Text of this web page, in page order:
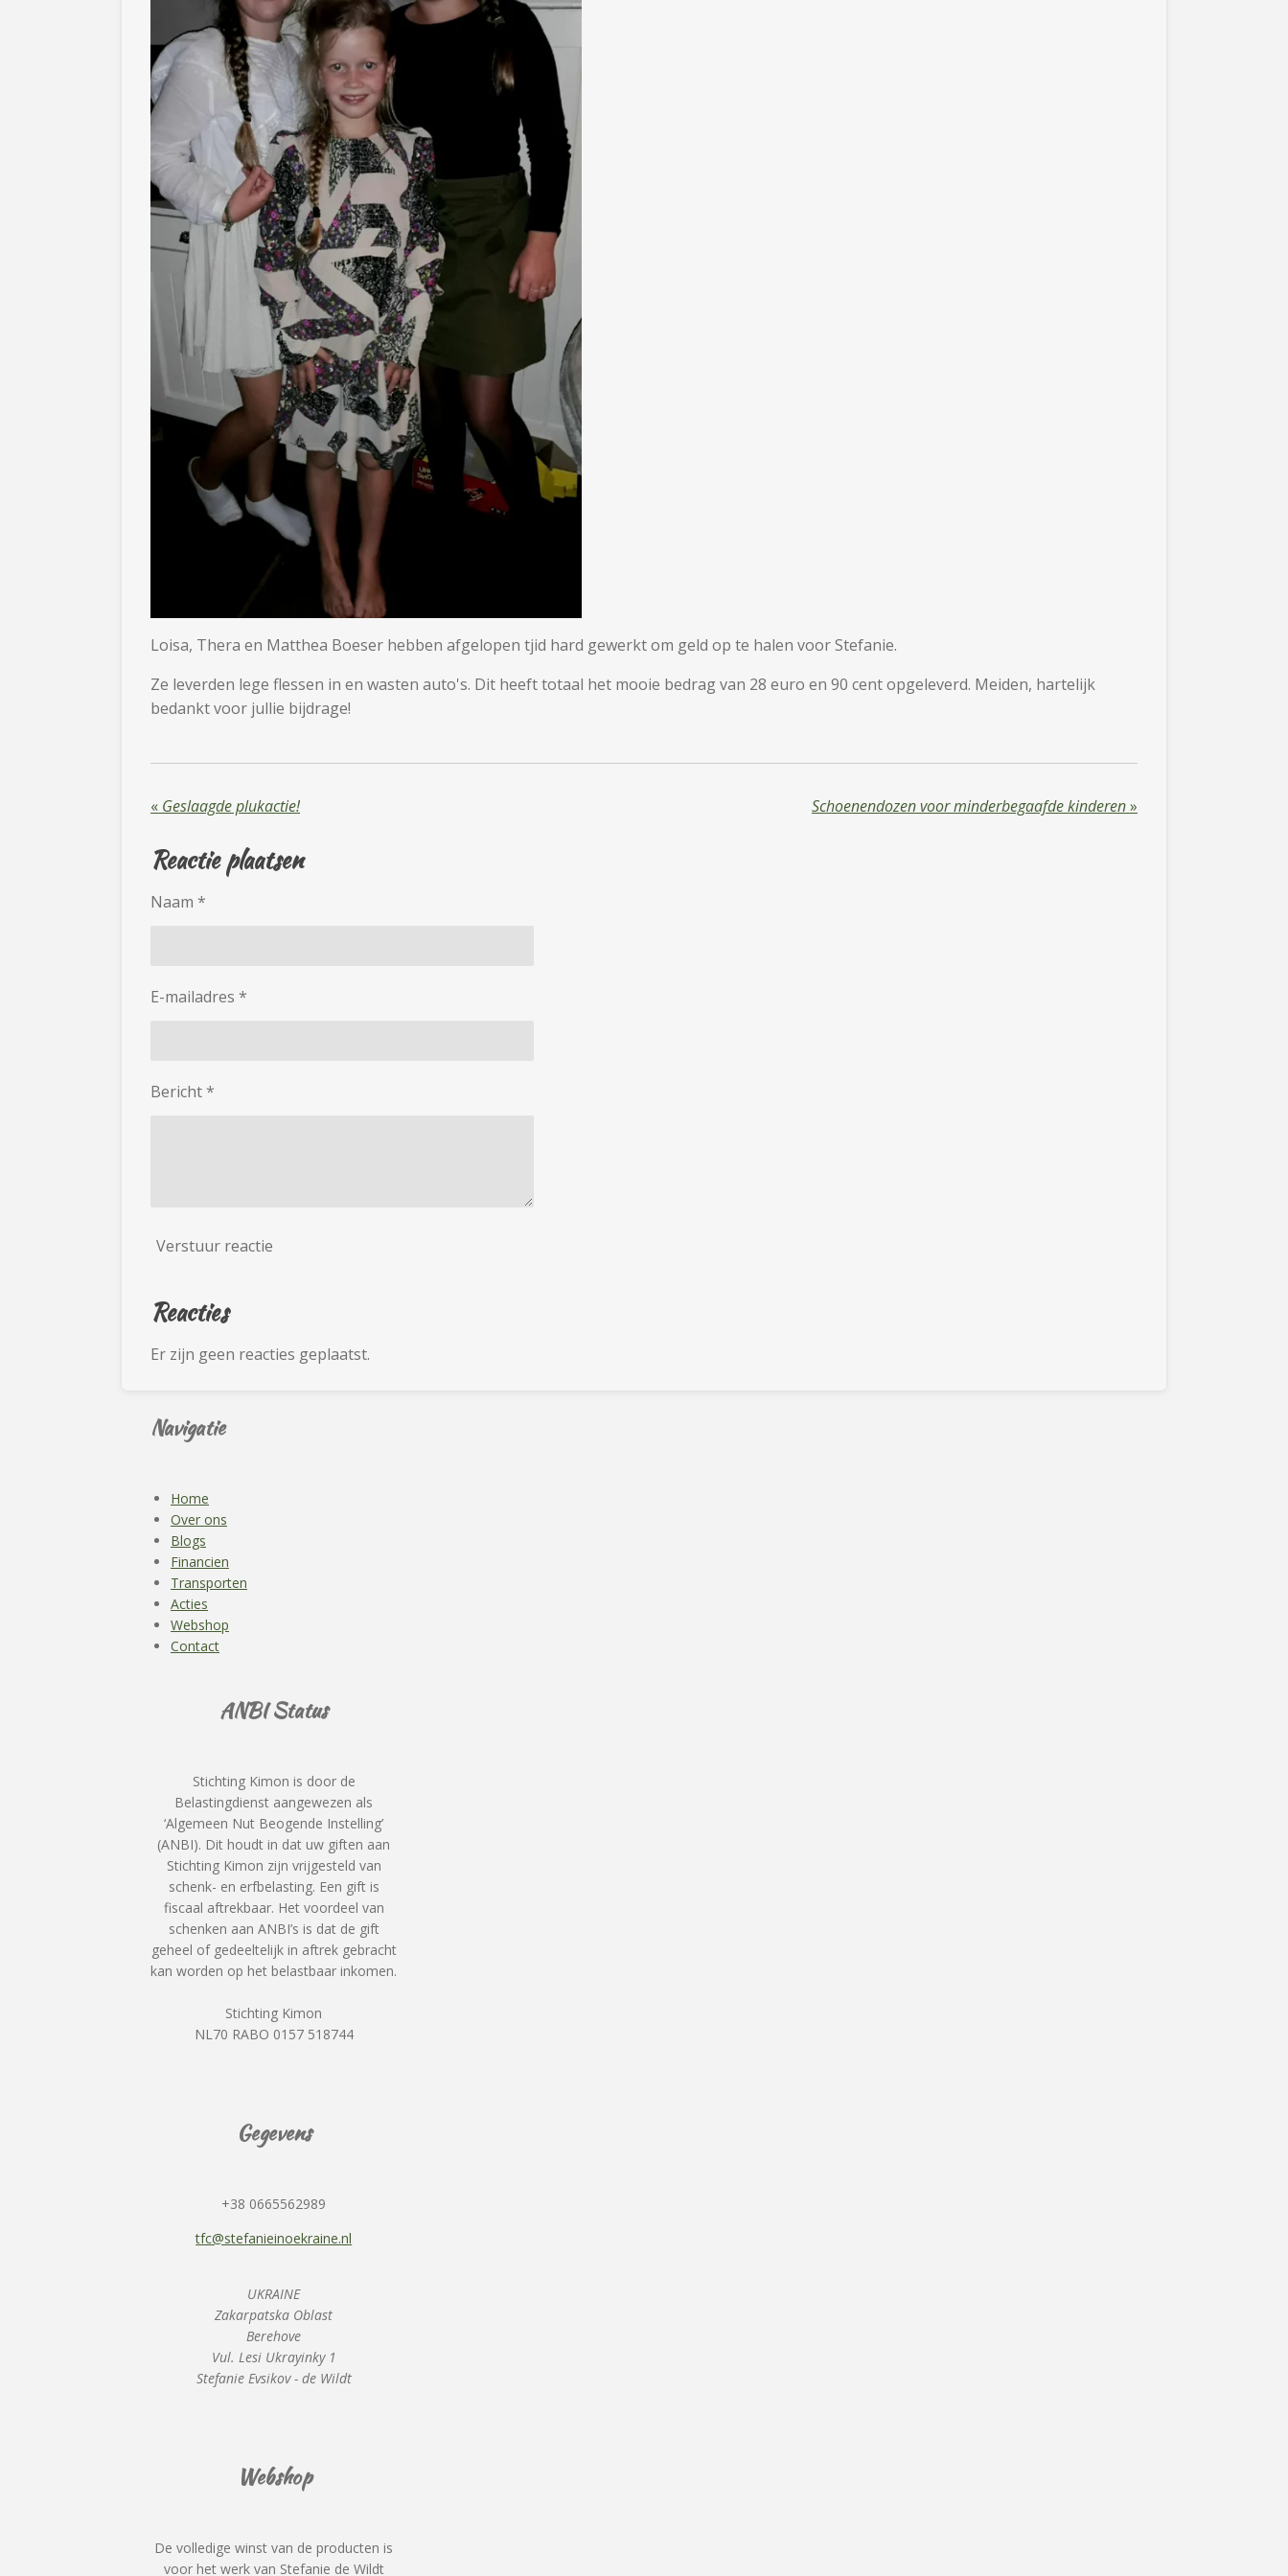
Loisa, Thera en Matthea Boeser hebben afgelopen tjid hard gewerkt om geld op te halen voor Stefanie.
Ze leverden lege flessen in en wasten auto's. Dit heeft totaal het mooie bedrag van 28 euro en 90 cent opgeleverd. Meiden, hartelijk
bedankt voor jullie bijdrage!
« Geslaagde plukactie! Schoenendozen voor minderbegaafde kinderen»
Reactie plaatsen
Naam *
E-mailadres *
Bericht *
Verstuur reactie
Reacties
Er zijn geen reacties geplaatst.
Navigatie
Home
Over ons
Blogs
Financien
Transporten
Acties
Webshop
Contact
ANBI Status
Stichting Kimon is door de
Belastingdienst aangewezen als
‘Algemeen Nut Beogende Instelling’
(ANBI). Dit houdt in dat uw giften aan
Stichting Kimon zijn vrijgesteld van
schenk- en erfbelasting. Een gift is
fiscaal aftrekbaar. Het voordeel van
schenken aan ANBI’s is dat de gift
geheel of gedeeltelijk in aftrek gebracht
kan worden op het belastbaar inkomen.
Stichting Kimon
NL70 RABO 0157 518744
Gegevens
+38 0665562989
tfc@stefanieinoekraine.nl
UKRAINE
Zakarpatska Oblast
Berehove
Vul. Lesi Ukrayinky 1
Stefanie Evsikov - de Wildt
Webshop
De volledige winst van de producten is
voor het werk van Stefanie de Wildt